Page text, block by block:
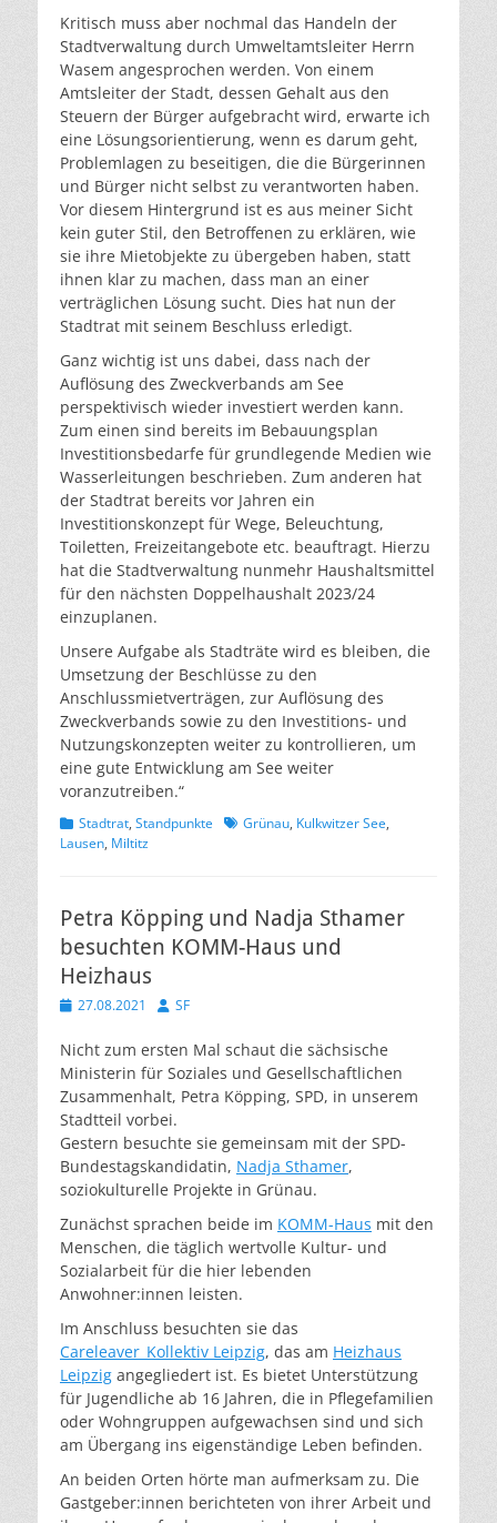
Kritisch muss aber nochmal das Handeln der
Stadtverwaltung durch Umweltamtsleiter Herrn
Wasem angesprochen werden. Von einem
Amtsleiter der Stadt, dessen Gehalt aus den
Steuern der Bürger aufgebracht wird, erwarte ich
eine Lösungsorientierung, wenn es darum geht,
Problemlagen zu beseitigen, die die Bürgerinnen
und Bürger nicht selbst zu verantworten haben.
Vor diesem Hintergrund ist es aus meiner Sicht
kein guter Stil, den Betroffenen zu erklären, wie
sie ihre Mietobjekte zu übergeben haben, statt
ihnen klar zu machen, dass man an einer
verträglichen Lösung sucht. Dies hat nun der
Stadtrat mit seinem Beschluss erledigt.
Ganz wichtig ist uns dabei, dass nach der
Auflösung des Zweckverbands am See
perspektivisch wieder investiert werden kann.
Zum einen sind bereits im Bebauungsplan
Investitionsbedarfe für grundlegende Medien wie
Wasserleitungen beschrieben. Zum anderen hat
der Stadtrat bereits vor Jahren ein
Investitionskonzept für Wege, Beleuchtung,
Toiletten, Freizeitangebote etc. beauftragt. Hierzu
hat die Stadtverwaltung nunmehr Haushaltsmittel
für den nächsten Doppelhaushalt 2023/24
einzuplanen.
Unsere Aufgabe als Stadträte wird es bleiben, die
Umsetzung der Beschlüsse zu den
Anschlussmietverträgen, zur Auflösung des
Zweckverbands sowie zu den Investitions- und
Nutzungskonzepten weiter zu kontrollieren, um
eine gute Entwicklung am See weiter
voranzutreiben.“
Kategorien
Stadtrat, Standpunkte Schlagworte
Grünau, Kulkwitzer See,
Lausen, Miltitz
Petra Köpping und Nadja Sthamer
besuchten KOMM-Haus und
Heizhaus
Veröffentlicht
27.08.2021 Autor
SF
Nicht zum ersten Mal schaut die sächsische
Ministerin für Soziales und Gesellschaftlichen
Zusammenhalt, Petra Köpping, SPD, in unserem
Stadtteil vorbei.
Gestern besuchte sie gemeinsam mit der SPD-
Bundestagskandidatin, Nadja Sthamer,
soziokulturelle Projekte in Grünau.
Zunächst sprachen beide im KOMM-Haus mit den
Menschen, die täglich wertvolle Kultur- und
Sozialarbeit für die hier lebenden
Anwohner:innen leisten.
Im Anschluss besuchten sie das
Careleaver_Kollektiv Leipzig, das am Heizhaus
Leipzig angegliedert ist. Es bietet Unterstützung
für Jugendliche ab 16 Jahren, die in Pflegefamilien
oder Wohngruppen aufgewachsen sind und sich
am Übergang ins eigenständige Leben befinden.
An beiden Orten hörte man aufmerksam zu. Die
Gastgeber:innen berichteten von ihrer Arbeit und